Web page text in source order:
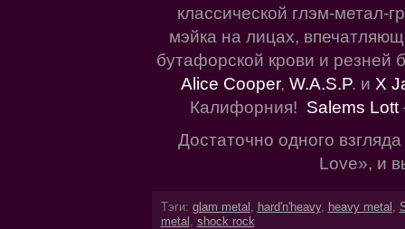
классической глэм-метал-
мэйка на лицах,
бутафорской крови и резней
Alice Cooper, W.A.S.P. и X
Калифорния! Salems Lott
Достаточно одного
Love», и
Тэги: glam metal , hard'n'heavy, heavy metal ,
metal , shock rock